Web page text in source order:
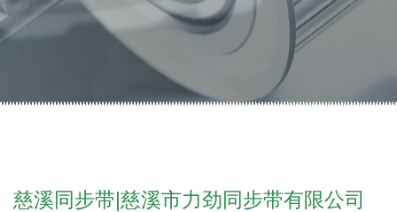
了解我们的产品
慈溪同步带|慈溪市力劲同步带有限公司